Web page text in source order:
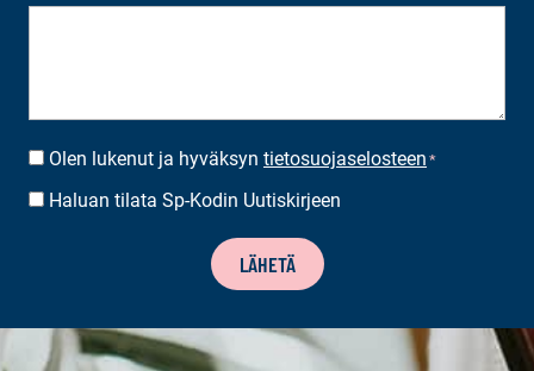
SUOSTUMUS*
Olen lukenut ja hyväksyn tietosuojaselosteen *
UUTISKIRJEEN
Haluan tilata Sp-Kodin Uutiskirjeen
LÄHETÄ